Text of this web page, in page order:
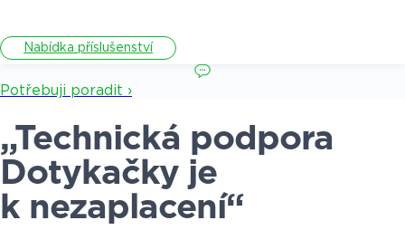
Nabídka příslušenství
Potřebuji poradit ›
„Technická podpora
Dotykačky je
k nezaplacení“